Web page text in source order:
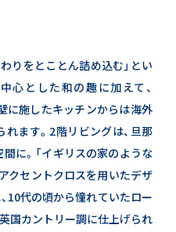
りをとことん詰め込む」とい
心とした和の趣に加えて、
に施したキッチンからは海外
ます。 2階リビングは、旦那
に。「イギリスの家のような
クセントクロスを用いたデザ
10代の頃から憧れていたロー
国カントリー調に仕上げられ